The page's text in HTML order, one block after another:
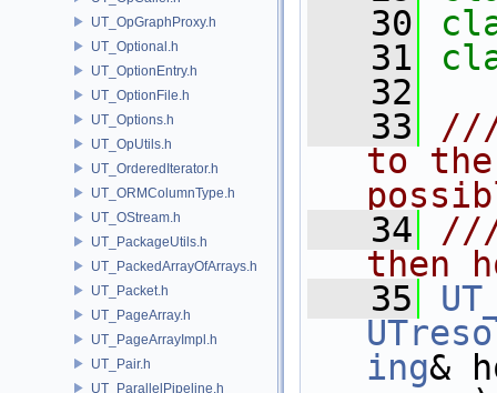
UT_OpGraphProxy.h
UT_Optional.h
UT_OptionEntry.h
UT_OptionFile.h
UT_Options.h
UT_OpUtils.h
UT_OrderedIterator.h
UT_ORMColumnType.h
UT_OStream.h
UT_PackageUtils.h
UT_PackedArrayOfArrays.h
UT_Packet.h
UT_PageArray.h
UT_PageArrayImpl.h
UT_Pair.h
UT_ParallelPipeline.h
   30
   31
   32
   33
///
to
   34
then
   35
ing&